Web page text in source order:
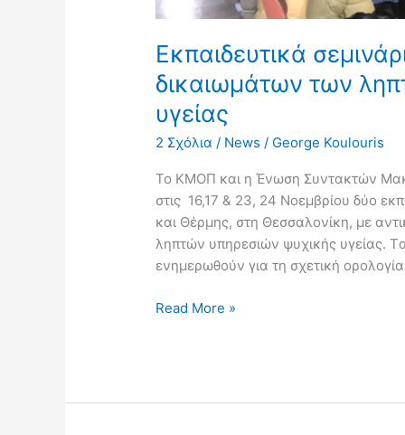
Εκπαιδευτικά
δικαιωμάτων των
υγείας
2 Σχόλια / News / George Koulouris
Το ΚΜΟΠ και η Ένωση Συντακτών
στις 16,17 & 23, 24 Νοεμβρίου δύο
και Θέρμης, στη Θεσσαλονίκη, με
ληπτών υπηρεσιών ψυχικής υγείας.
ενημερωθούν για τη σχετική
Read More »